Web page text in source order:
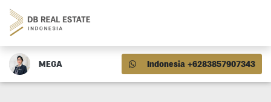
MEGA Indonesia +6283857907343